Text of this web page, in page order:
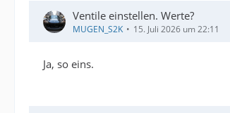
Würde es immer wieder aus die
Ventile einstellen. Werte?
MUGEN_S2K 15. Juli 2026 um 22:11
Ja, so eins.